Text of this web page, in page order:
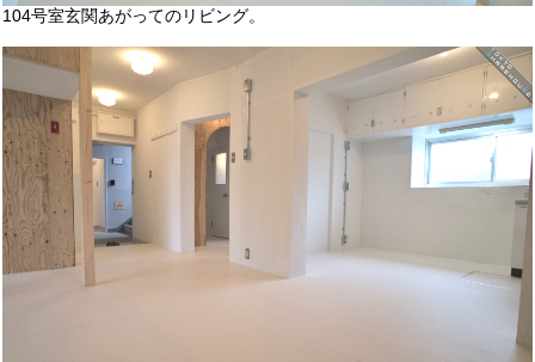
104号室玄関あがってのリビング。